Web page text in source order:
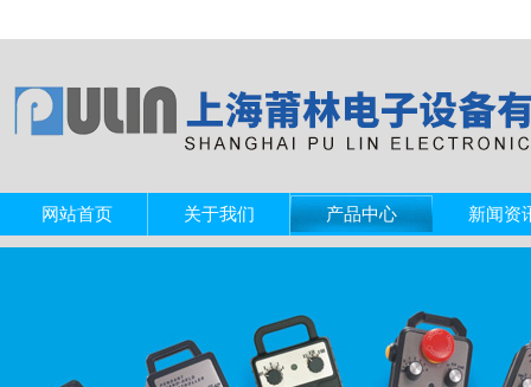
网站首页 关于我们 产品中心 新闻资